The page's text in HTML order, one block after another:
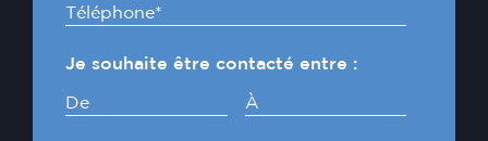
Je souhaite être contacté entre :
De À